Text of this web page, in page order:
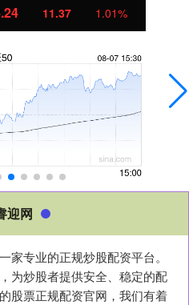
11.37 1.01%
迎网
家专业的正规炒股配资平台。
为炒股者提供安全、稳定的配
股票正规配资官网，我们有着